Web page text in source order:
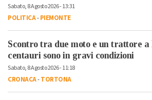
Sabato, 8 Agosto 2026 - 13:31
POLITICA-PIEMONTE
Scontro tra due moto e un trattore a
centauri sono in gravi condizioni
Sabato, 8 Agosto 2026 - 11:18
CRONACA-TORTONA